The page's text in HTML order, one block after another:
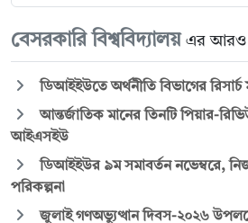
বেসরকারি বিশ্ববিদ্যালয় এর আরও
ডিআইইউতে অর্থনীতি বিভাগের রিসার্চ
আন্তর্জাতিক মানের তিনটি পিয়ার-
আইএসইউ
ডিআইইউর ৯ম সমাবর্তন নভেম্বরে,
পরিকল্পনা
জুলাই গণঅভ্যুত্থান দিবস-২০২৬